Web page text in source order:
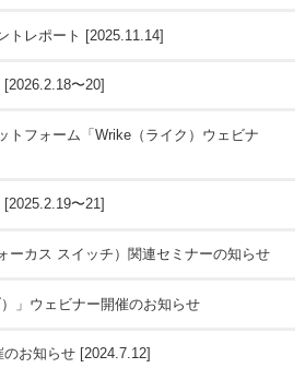
トレポート [2025.11.14]
〜20]
トフォーム「Wrike（ライク）ウェビナ
〜21]
ーカス スイッチ）関連セミナーの知らせ
」ウェビナー開催のお知らせ
お知らせ [2024.7.12]